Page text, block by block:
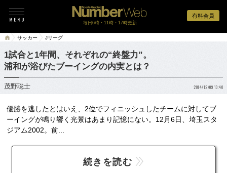
有料会員
毎日6時・11時・17時更新
サッカー Jリーグ
1試合と1年間、それぞれの“終盤力”。
浦和が浴びたブーイングの内実とは？
茂野聡士 2014/12/09 10:40
優勝を逃したとはいえ、2位でフィニッシュしたチームに対してブ
ーイングが鳴り響く光景はあまり記憶にない。12月6日、埼玉スタ
ジアム2002。前...
続きを読む